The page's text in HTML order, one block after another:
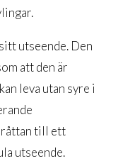
utseende. Den
att den är
leva utan syre i
till ett
utseende.